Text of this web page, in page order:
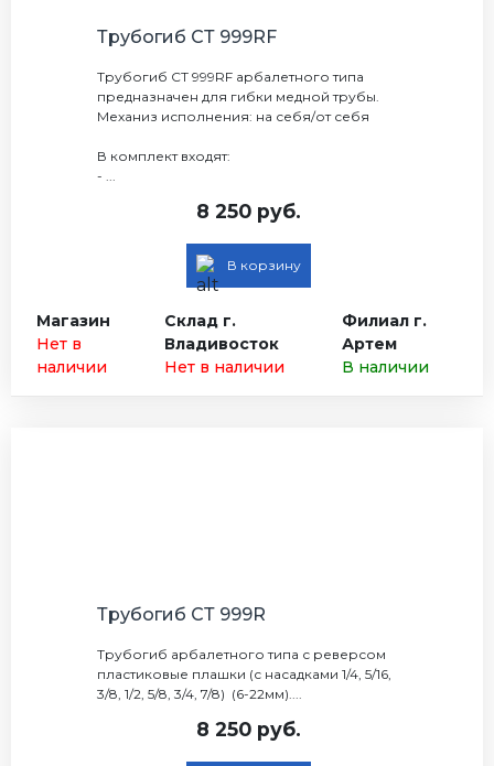
Трубогиб СТ 999RF
Трубогиб СТ 999RF арбалетного типа
предназначен для гибки медной трубы.
Механиз исполнения: на себя/от себя
В комплект входят:
- ...
8 250 руб.
В корзину
Магазин
Нет в
наличии
Склад г.
Владивосток
Нет в наличии
Филиал г.
Артем
В наличии
Трубогиб СТ 999R
Трубогиб арбалетного типа с реверсом
пластиковые плашки (с насадками 1/4, 5/16,
3/8, 1/2, 5/8, 3/4, 7/8) (6-22мм)....
8 250 руб.